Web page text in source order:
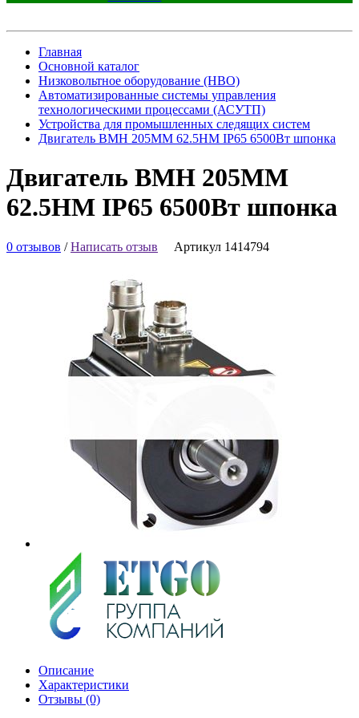
Главная
Основной каталог
Низковольтное оборудование (НВО)
Автоматизированные системы управления
технологическими процессами (АСУТП)
Устройства для промышленных следящих систем
Двигатель BMH 205MM 62.5НМ IP65 6500Вт шпонка
Двигатель BMH 205MM
62.5НМ IP65 6500Вт шпонка
0 отзывов /Написать отзыв Артикул 1414794
Описание
Характеристики
Отзывы (0)